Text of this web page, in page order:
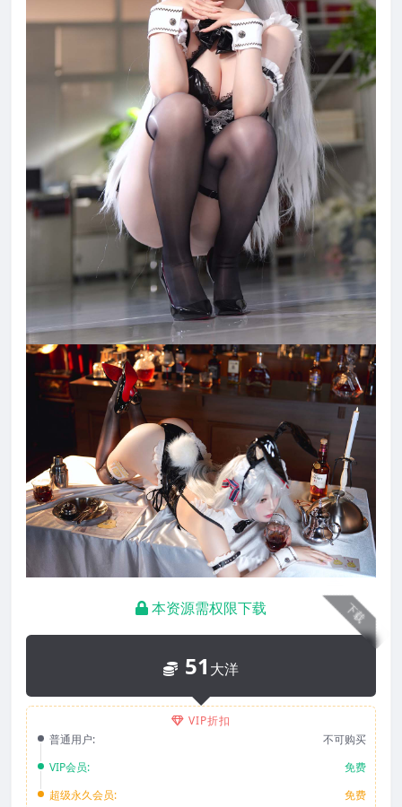
下载
本资源需权限下载
51 大洋
VIP折扣
普通用户:
不可购买
VIP会员:
免费
超级永久会员:
免费